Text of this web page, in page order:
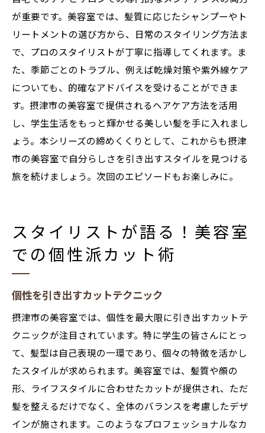
が重要です。美容室では、髪質に応じたシャンプーやト
リートメントの選び方から、日常のスタイリング方法ま
で、プロのスタイリストが丁寧に指導してくれます。ま
た、季節ごとのトラブル、例えば乾燥対策や紫外線ケア
についても、的確なアドバイスを受けることができま
す。摂津市の美容室で提供されるヘアケア方法を活用
し、学生生活をもっと輝かせる美しい髪を手に入れまし
ょう。本シリーズの締めくくりとして、これからも摂津
市の美容室で自分らしさを引き出すスタイルを見つける
旅を続けましょう。次回のエピソードもお楽しみに。
スタイリストが語る！美容室
での個性派カット術
個性を引き出すカットテクニック
摂津市の美容室では、個性を最大限に引き出すカットテ
クニックが注目されています。特に学生の皆さんにとっ
て、髪型は自己表現の一環であり、個々の特徴を活かし
たスタイルが求められます。美容室では、髪質や顔の
形、ライフスタイルに合わせたカットが提供され、ただ
髪を整えるだけでなく、全体のバランスを考慮したデザ
インが施されます。このようなプロフェッショナルなカ